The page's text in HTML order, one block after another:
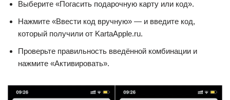
Выберите «Погасить подарочную карту или код».
Нажмите «Ввести код вручную» — и введите код,
который получили от KartaApple.ru.
Проверьте правильность введённой комбинации и
нажмите «Активировать».